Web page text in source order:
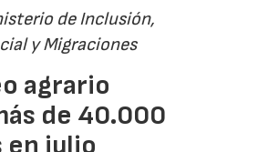
de Inclusión,
y Migraciones
agrario
de 40.000
en julio